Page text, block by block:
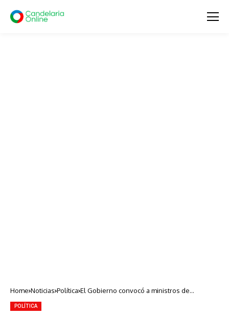
Home Noticias Política El Gobierno convocó a ministros de
POLÍTICA